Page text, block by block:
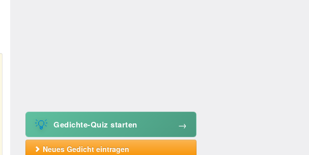
💡 Gedichte-Quiz starten →
Neues Gedicht eintragen